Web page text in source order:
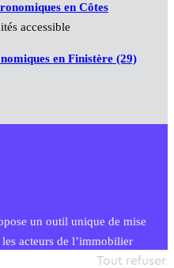
en Côtes
accessible
en Finistère (29)
un outil unique de mise
acteurs de l’immobilier
simple et intégrant
Tout refuser